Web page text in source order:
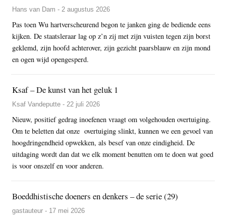
Hans van Dam - 2 augustus 2026
Pas toen Wu hartverscheurend begon te janken ging de bediende eens
kijken. De staatsleraar lag op z’n zij met zijn vuisten tegen zijn borst
geklemd, zijn hoofd achterover, zijn gezicht paarsblauw en zijn mond
en ogen wijd opengesperd.
Ksaf – De kunst van het geluk 1
Ksaf Vandeputte - 22 juli 2026
Nieuw, positief gedrag inoefenen vraagt om volgehouden overtuiging.
Om te beletten dat onze overtuiging slinkt, kunnen we een gevoel van
hoogdringendheid opwekken, als besef van onze eindigheid. De
uitdaging wordt dan dat we elk moment benutten om te doen wat goed
is voor onszelf en voor anderen.
Boeddhistische doeners en denkers – de serie (29)
gastauteur - 17 mei 2026